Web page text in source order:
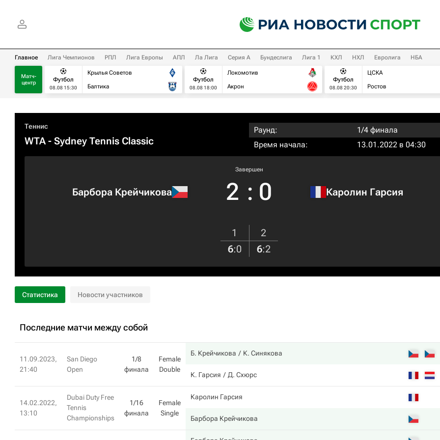
Главное Лига Чемпионов РПЛ Лига Европы АПЛ Ла Лига Серия А Бундеслига Лига 1 КХЛ НХЛ Евролига НБА
Матч-
центр
Футбол
08.08 15:30
Крылья Советов
Балтика
Футбол
08.08 18:00
Локомотив
Акрон
Футбол
08.08 20:30
ЦСКА
Ростов
Теннис
WTA- Sydney Tennis Classic
Раунд:
1/4 финала
Время начала:
13.01.2022 в 04:30
Барбора Крейчикова
Завершен
2 : 0 Каролин Гарсия
1
2
6:0 6:2
Статистика Новости участников
Последние матчи между собой
11.09.2023,
21:40
San Diego
Open
1/8
финала
Female
Double
Б. Крейчикова К. Синякова
К. Гарсия Д. Схюрс
14.02.2022,
13:10
Dubai Duty Free
Tennis
Championships
1/16
финала
Female
Single
Каролин Гарсия
Барбора Крейчикова